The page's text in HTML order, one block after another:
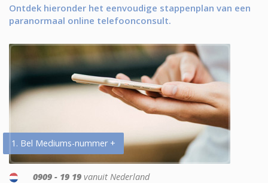
Ontdek hieronder het eenvoudige stappenplan van een
paranormaal online telefoonconsult.
1. Bel Mediums-nummer +
0909 - 19 19 vanuit Nederland